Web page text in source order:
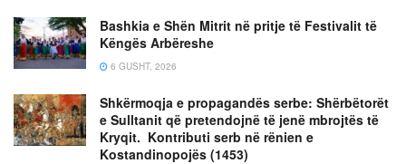
Bashkia e Shën Mitrit në pritje të Festivalit të
Këngës Arbëreshe
6 GUSHT, 2026
Shkërmoqja e propagandës serbe: Shërbëtorët
e Sulltanit që pretendojnë të jenë mbrojtës të
Kryqit. Kontributi serb në rënien e
Kostandinopojës (1453)